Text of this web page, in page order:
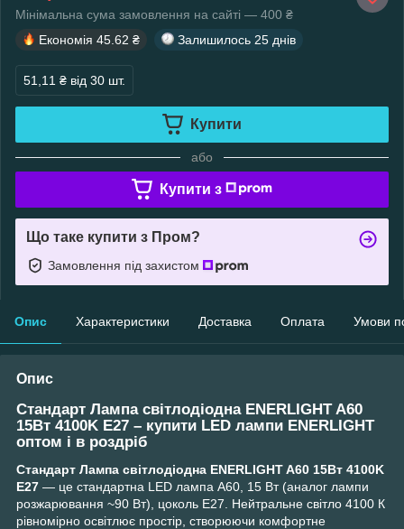
Мінімальна сума замовлення на сайті — 400 ₴
Економія 45.62 ₴ Залишилось 25 днів
51,11 ₴ від 30 шт.
Купити
або
Купити з
Що таке купити з Пром?
Замовлення під захистом
Опис Характеристики Доставка Оплата Умови
Опис
Стандарт Лампа світлодіодна ENERLIGHT A60
15Вт 4100K E27 – купити LED лампи ENERLIGHT
оптом і в роздріб
Стандарт Лампа світлодіодна ENERLIGHT A60 15Вт 4100K
E27 — це стандартна LED лампа A60, 15 Вт (аналог лампи
розжарювання ~90 Вт), цоколь E27. Нейтральне світло 4100 К
рівномірно освітлює простір, створюючи комфортне